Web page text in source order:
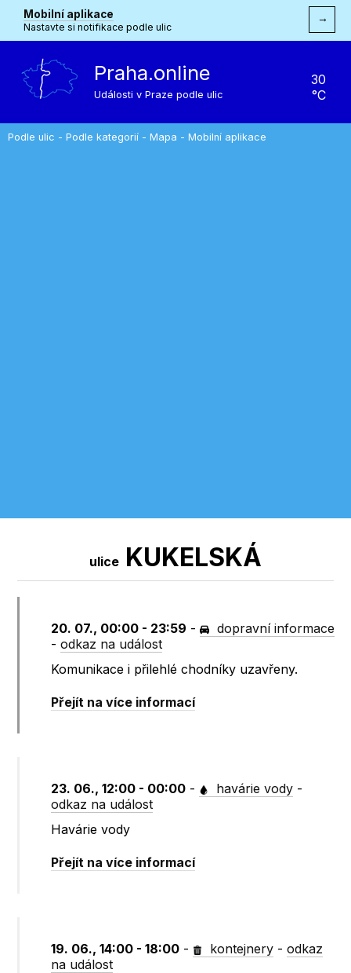
Mobilní aplikace
Nastavte si notifikace podle ulic
→
Praha.online
Události v Praze podle ulic
30
°C
Podle ulic - Podle kategorií - Mapa - Mobilní aplikace
ulice KUKELSKÁ
20. 07., 00:00 - 23:59 -
dopravní informace
-odkaz na událost
Komunikace i přilehlé chodníky uzavřeny.
Přejít na více informací
23. 06., 12:00 - 00:00 - havárie vody -
odkaz na událost
Havárie vody
Přejít na více informací
19. 06., 14:00 - 18:00 - kontejnery -odkaz
na událost